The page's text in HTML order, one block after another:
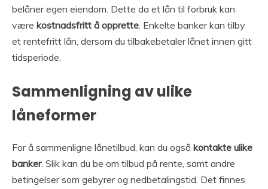
belåner egen eiendom. Dette da et lån til forbruk kan
være kostnadsfritt å opprette. Enkelte banker kan tilby
et rentefritt lån, dersom du tilbakebetaler lånet innen gitt
tidsperiode.
Sammenligning av ulike
låneformer
For å sammenligne lånetilbud, kan du også kontakte ulike
banker. Slik kan du be om tilbud på rente, samt andre
betingelser som gebyrer og nedbetalingstid. Det finnes